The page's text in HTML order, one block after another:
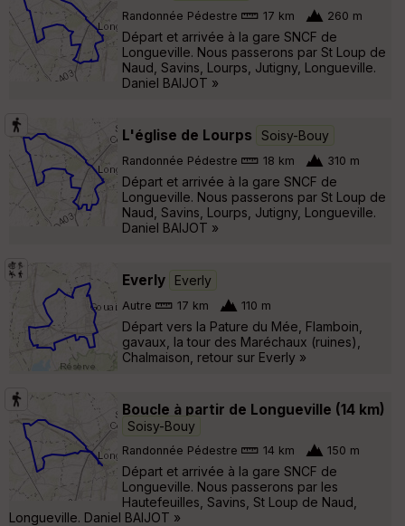
Randonnée Pédestre 17 km 260 m
Départ et arrivée à la gare SNCF de
Longueville. Nous passerons par St Loup de
Naud, Savins, Lourps, Jutigny, Longueville.
Daniel BAIJOT »
L'église de Lourps Soisy-Bouy
Randonnée Pédestre 18 km 310 m
Départ et arrivée à la gare SNCF de
Longueville. Nous passerons par St Loup de
Naud, Savins, Lourps, Jutigny, Longueville.
Daniel BAIJOT »
Everly Everly
Autre 17 km 110 m
Départ vers la Pature du Mée, Flamboin,
gavaux, la tour des Maréchaux (ruines),
Chalmaison, retour sur Everly »
Boucle à partir de Longueville (14 km)
Soisy-Bouy
Randonnée Pédestre 14 km 150 m
Départ et arrivée à la gare SNCF de
Longueville. Nous passerons par les
Hautefeuilles, Savins, St Loup de Naud,
Longueville. Daniel BAIJOT »